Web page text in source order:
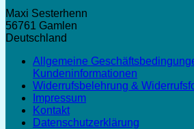
Maxi Sesterhenn
56761 Gamlen
Deutschland
Allgemeine
Kundeninformationen
Widerrufsbelehrung &
Impressum
Kontakt
Datenschutzerklärung